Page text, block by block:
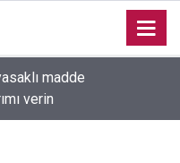
Yolda mı Kaldı?